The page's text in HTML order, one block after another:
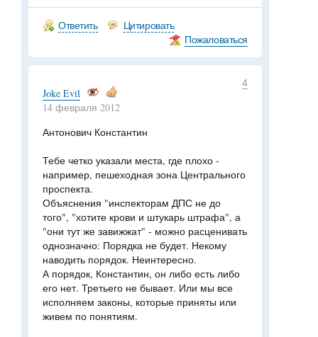
Ответить
Цитировать
Пожаловаться
4
Joke Evil
14 февраля 2012
Антонович Константин
Тебе четко указали места, где плохо -
например, пешеходная зона Центрального
проспекта.
Объяснения "инспекторам ДПС не до
того", "хотите крови и штукарь штрафа", а
"они тут же завижжат" - можно расценивать
однозначно: Порядка не будет. Некому
наводить порядок. Неинтересно.
А порядок, Константин, он либо есть либо
его нет. Третьего не бывает. Или мы все
исполняем законы, которые приняты или
живем по понятиям.